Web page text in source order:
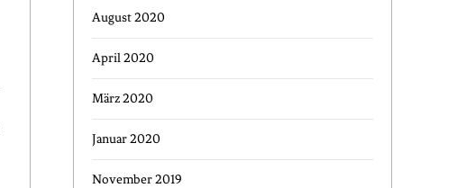
August 2020
April 2020
März 2020
Januar 2020
November 2019